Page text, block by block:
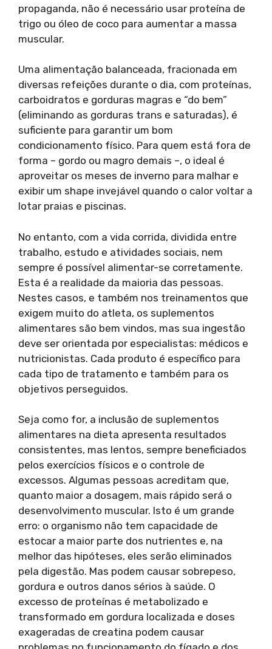
propaganda, não é necessário usar proteína de
trigo ou óleo de coco para aumentar a massa
muscular.
Uma alimentação balanceada, fracionada em
diversas refeições durante o dia, com proteínas,
carboidratos e gorduras magras e “do bem”
(eliminando as gorduras trans e saturadas), é
suficiente para garantir um bom
condicionamento físico. Para quem está fora de
forma – gordo ou magro demais –, o ideal é
aproveitar os meses de inverno para malhar e
exibir um shape invejável quando o calor voltar a
lotar praias e piscinas.
No entanto, com a vida corrida, dividida entre
trabalho, estudo e atividades sociais, nem
sempre é possível alimentar-se corretamente.
Esta é a realidade da maioria das pessoas.
Nestes casos, e também nos treinamentos que
exigem muito do atleta, os suplementos
alimentares são bem vindos, mas sua ingestão
deve ser orientada por especialistas: médicos e
nutricionistas. Cada produto é específico para
cada tipo de tratamento e também para os
objetivos perseguidos.
Seja como for, a inclusão de suplementos
alimentares na dieta apresenta resultados
consistentes, mas lentos, sempre beneficiados
pelos exercícios físicos e o controle de
excessos. Algumas pessoas acreditam que,
quanto maior a dosagem, mais rápido será o
desenvolvimento muscular. Isto é um grande
erro: o organismo não tem capacidade de
estocar a maior parte dos nutrientes e, na
melhor das hipóteses, eles serão eliminados
pela digestão. Mas podem causar sobrepeso,
gordura e outros danos sérios à saúde. O
excesso de proteínas é metabolizado e
transformado em gordura localizada e doses
exageradas de creatina podem causar